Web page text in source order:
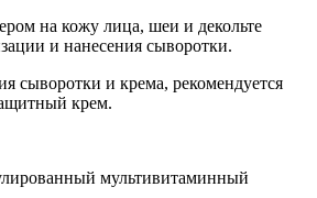
на кожу лица, шеи и декольте
и нанесения сыворотки.
сыворотки и крема, рекомендуется
крем.
мультивитаминный